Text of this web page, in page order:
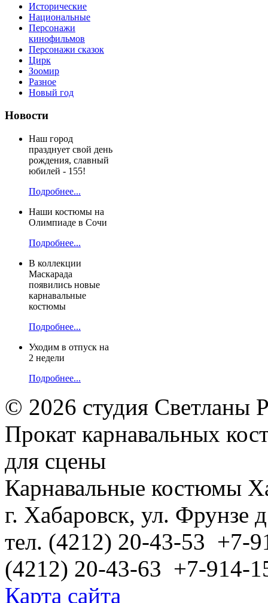
Исторические
Национальные
Персонажи
кинофильмов
Персонажи сказок
Цирк
Зоомир
Разное
Новый год
Новости
Наш город
празднует свой день
рождения, славный
юбилей - 155!
Подробнее...
Наши костюмы на
Олимпиаде в Сочи
Подробнее...
В коллекции
Маскарада
появились новые
карнавальные
костюмы
Подробнее...
Уходим в отпуск на
2 недели
Подробнее...
© 2026 студия Светланы
Прокат карнавальных
для сцены
Карнавальные костюмы
г. Хабаровск, ул. Фрунзе
тел. (4212) 20-43-53 +7-
(4212) 20-43-63 +7-914-
Карта сайта